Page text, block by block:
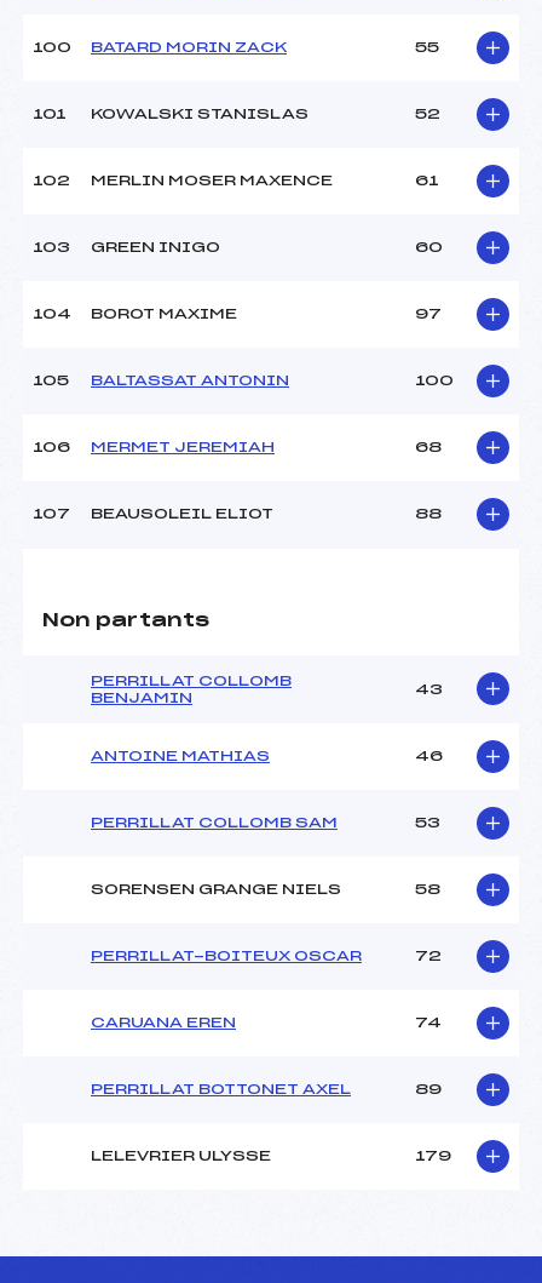
100 BATARD MORIN ZACK 55
101 KOWALSKI STANISLAS 52
102 MERLIN MOSER MAXENCE 61
103 GREEN INIGO 60
104 BOROT MAXIME 97
105 BALTASSAT ANTONIN 100
106 MERMET JEREMIAH 68
107 BEAUSOLEIL ELIOT 88
Non partants
PERRILLAT COLLOMB
BENJAMIN
43
ANTOINE MATHIAS 46
PERRILLAT COLLOMB SAM 53
SORENSEN GRANGE NIELS 58
PERRILLAT-BOITEUX OSCAR 72
CARUANA EREN 74
PERRILLAT BOTTONET AXEL 89
LELEVRIER ULYSSE 179